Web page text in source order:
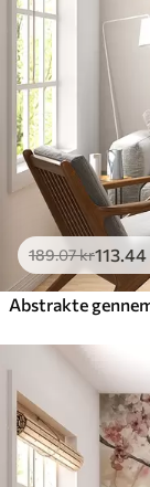
189.07kr113 .44